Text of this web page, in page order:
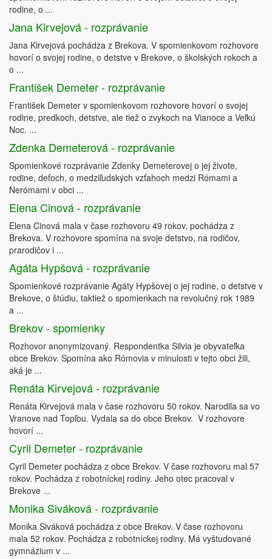
rodine, o ...
Jana Kirvejová - rozprávanie
Jana Kirvejová pochádza z Brekova. V spomienkovom rozhovore
hovorí o svojej rodine, o detstve v Brekove, o školských rokoch a
o ...
František Demeter - rozprávanie
František Demeter v spomienkovom rozhovore hovorí o svojej
rodine, predkoch, detstve, ale tiež o zvykoch na Vianoce a Veľkú
Noc. ...
Zdenka Demeterová - rozprávanie
Spomienkové rozprávanie Zdenky Demeterovej o jej živote,
rodine, deťoch, o medziľudských vzťahoch medzi Rómami a
Nerómami v obci ...
Elena Cinová - rozprávanie
Elena Cinová mala v čase rozhovoru 49 rokov, pochádza z
Brekova. V rozhovore spomína na svoje detstvo, na rodičov,
prarodičov i ...
Agáta Hypšová - rozprávanie
Spomienkové rozprávanie Agáty Hypšovej o jej rodine, o detstve v
Brekove, o štúdiu, taktiež o spomienkach na revolučný rok 1989
a ...
Brekov - spomienky
Rozhovor anonymizovaný. Respondentka Silvia je obyvateľka
obce Brekov. Spomína ako Rómovia v minulosti v tejto obci žili,
aká je ...
Renáta Kirvejová - rozprávanie
Renáta Kirvejová mala v čase rozhovoru 50 rokov. Narodila sa vo
Vranove nad Topľou. Vydala sa do obce Brekov. V rozhovore
hovorí ...
Cyril Demeter - rozprávanie
Cyril Demeter pochádza z obce Brekov. V čase rozhovoru mal 57
rokov. Pochádza z robotníckej rodiny. Jeho otec pracoval v
Brekove ...
Monika Siváková - rozprávanie
Monika Siváková pochádza z obce Brekov. V čase rozhovoru
mala 52 rokov. Pochádza z robotníckej rodiny. Má vyštudované
gymnázium v ...